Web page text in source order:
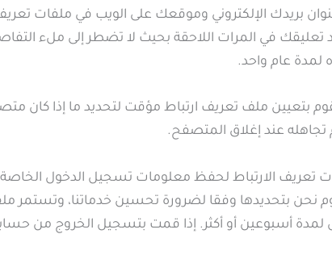
بريدك الإلكتروني وموقعك على الويب في ملفات
تعليقك في المرات اللاحقة بحيث لا تضطر إلى ملء
لمدة عام واحد.
بتعيين ملف تعريف ارتباط مؤقت لتحديد ما إذا كان
عند إغلاق المتصفح.
تعريف الارتباط لحفظ معلومات تسجيل الدخول
نحن بتحديدها وفقا لضرورة تحسين خدماتنا، وتستمر
أسبوعين أو أكثر. إذا قمت بتسجيل الخروج من